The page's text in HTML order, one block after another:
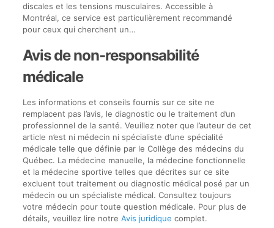
discales et les tensions musculaires. Accessible à
Montréal, ce service est particulièrement recommandé
pour ceux qui cherchent un…
Avis de non-responsabilité
médicale
Les informations et conseils fournis sur ce site ne
remplacent pas l’avis, le diagnostic ou le traitement d’un
professionnel de la santé. Veuillez noter que l’auteur de cet
article n’est ni médecin ni spécialiste d’une spécialité
médicale telle que définie par le Collège des médecins du
Québec. La médecine manuelle, la médecine fonctionnelle
et la médecine sportive telles que décrites sur ce site
excluent tout traitement ou diagnostic médical posé par un
médecin ou un spécialiste médical. Consultez toujours
votre médecin pour toute question médicale. Pour plus de
détails, veuillez lire notre Avis juridique complet.